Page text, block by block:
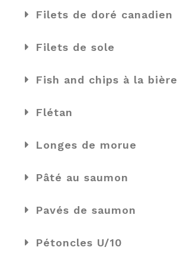
Filets de doré canadien
Filets de sole
Fish and chips à la bière
Flétan
Longes de morue
Pâté au saumon
Pavés de saumon
Pétoncles U/10